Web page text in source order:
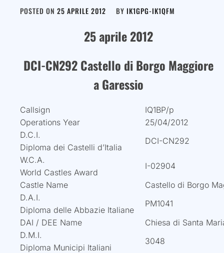
POSTED ON 25 APRILE 2012 BY IK1GPG-IK1QFM
25 aprile 2012
DCI-CN292 Castello di Borgo Maggiore
a Garessio
Callsign
IQ1BP/p
Operations Year
25/04/2012
D.C.I.
Diploma dei Castelli d’Italia
DCI-CN292
W.C.A.
World Castles Award
I-02904
Castle Name
Castello di Borgo
D.A.I.
Diploma delle Abbazie Italiane
PM1041
DAI / DEE Name
Chiesa di Santa
D.M.I.
Diploma Municipi Italiani
3048